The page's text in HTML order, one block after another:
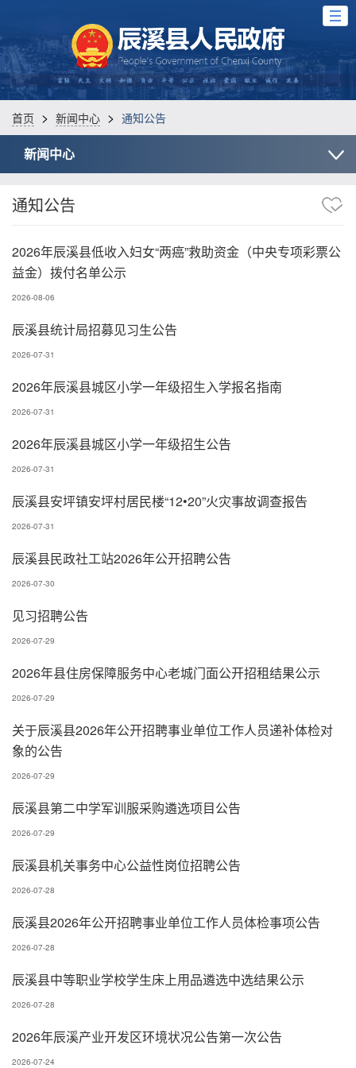
首页 > 新闻中心 > 通知公告
新闻中心
通知公告
2026年辰溪县低收入妇女“两癌”救助资金（中央专项彩票公
益金）拨付名单公示
2026-08-06
辰溪县统计局招募见习生公告
2026-07-31
2026年辰溪县城区小学一年级招生入学报名指南
2026-07-31
2026年辰溪县城区小学一年级招生公告
2026-07-31
辰溪县安坪镇安坪村居民楼“12•20”火灾事故调查报告
2026-07-31
辰溪县民政社工站2026年公开招聘公告
2026-07-30
见习招聘公告
2026-07-29
2026年县住房保障服务中心老城门面公开招租结果公示
2026-07-29
关于辰溪县2026年公开招聘事业单位工作人员递补体检对
象的公告
2026-07-29
辰溪县第二中学军训服采购遴选项目公告
2026-07-29
辰溪县机关事务中心公益性岗位招聘公告
2026-07-28
辰溪县2026年公开招聘事业单位工作人员体检事项公告
2026-07-28
辰溪县中等职业学校学生床上用品遴选中选结果公示
2026-07-28
2026年辰溪产业开发区环境状况公告第一次公告
2026-07-24